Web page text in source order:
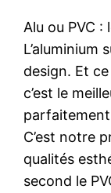
Alu ou PVC :
L’aluminium
design. Et
c’est le
C’est notre
qualités
second le